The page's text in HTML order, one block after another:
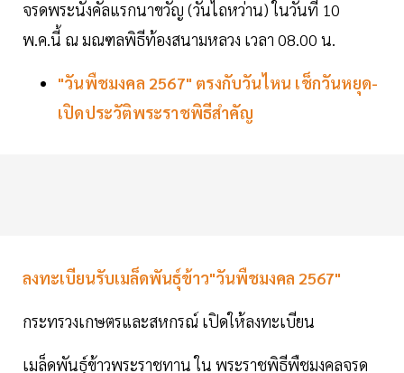
จรดพระนังคัลแรกนาขวัญ (วันไถหว่าน) ในวันที่ 10
พ.ค.นี้ ณ มณฑลพิธีท้องสนามหลวง เวลา 08.00 น.
"วันพืชมงคล 2567" ตรงกับวันไหน เช็กวันหยุด-
เปิดประวัติพระราชพิธีสำคัญ
ลงทะเบียนรับเมล็ดพันธุ์ข้าว"วันพืชมงคล 2567"
กระทรวงเกษตรและสหกรณ์ เปิดให้ลงทะเบียน
เมล็ดพันธุ์ข้าวพระราชทาน ใน พระราชพิธีพืชมงคลจรด